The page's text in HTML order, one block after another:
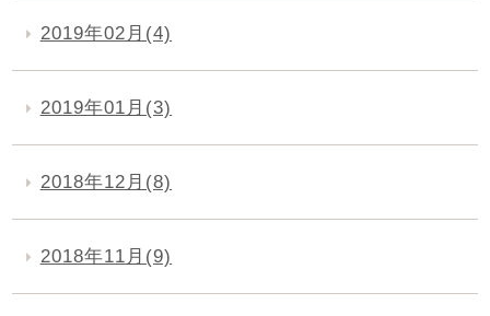
2019年02月(4)
2019年01月(3)
2018年12月(8)
2018年11月(9)